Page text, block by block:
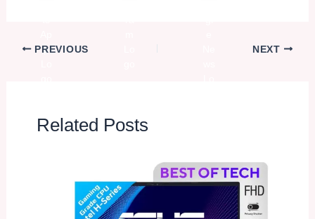
PREVIOUS NEXT
Related Posts